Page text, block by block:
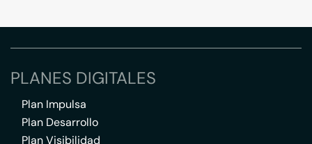
PLANES DIGITALES
Plan Impulsa
Plan Desarrollo
Plan Visibilidad